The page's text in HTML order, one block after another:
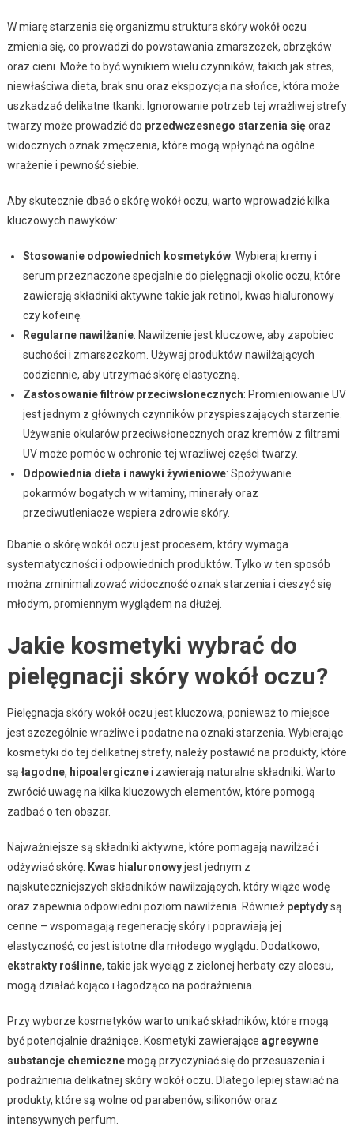
W miarę starzenia się organizmu struktura skóry wokół oczu
zmienia się, co prowadzi do powstawania zmarszczek, obrzęków
oraz cieni. Może to być wynikiem wielu czynników, takich jak stres,
niewłaściwa dieta, brak snu oraz ekspozycja na słońce, która może
uszkadzać delikatne tkanki. Ignorowanie potrzeb tej wrażliwej strefy
twarzy może prowadzić do przedwczesnego starzenia sięoraz
widocznych oznak zmęczenia, które mogą wpłynąć na ogólne
wrażenie i pewność siebie.
Aby skutecznie dbać o skórę wokół oczu, warto wprowadzić kilka
kluczowych nawyków:
Stosowanie odpowiednich kosmetyków: Wybieraj kremy i
serum przeznaczone specjalnie do pielęgnacji okolic oczu, które
zawierają składniki aktywne takie jak retinol, kwas hialuronowy
czy kofeinę.
Regularne nawilżanie: Nawilżenie jest kluczowe, aby zapobiec
suchości i zmarszczkom. Używaj produktów nawilżających
codziennie, aby utrzymać skórę elastyczną.
Zastosowanie filtrów przeciwsłonecznych: Promieniowanie UV
jest jednym z głównych czynników przyspieszających starzenie.
Używanie okularów przeciwsłonecznych oraz kremów z filtrami
UV może pomóc w ochronie tej wrażliwej części twarzy.
Odpowiednia dieta i nawyki żywieniowe: Spożywanie
pokarmów bogatych w witaminy, minerały oraz
przeciwutleniacze wspiera zdrowie skóry.
Dbanie o skórę wokół oczu jest procesem, który wymaga
systematyczności i odpowiednich produktów. Tylko w ten sposób
można zminimalizować widoczność oznak starzenia i cieszyć się
młodym, promiennym wyglądem na dłużej.
Jakie kosmetyki wybrać do
pielęgnacji skóry wokół oczu?
Pielęgnacja skóry wokół oczu jest kluczowa, ponieważ to miejsce
jest szczególnie wrażliwe i podatne na oznaki starzenia. Wybierając
kosmetyki do tej delikatnej strefy, należy postawić na produkty, które
są łagodne, hipoalergicznei zawierają naturalne składniki. Warto
zwrócić uwagę na kilka kluczowych elementów, które pomogą
zadbać o ten obszar.
Najważniejsze są składniki aktywne, które pomagają nawilżać i
odżywiać skórę. Kwas hialuronowyjest jednym z
najskuteczniejszych składników nawilżających, który wiąże wodę
oraz zapewnia odpowiedni poziom nawilżenia. Również peptydysą
cenne – wspomagają regenerację skóry i poprawiają jej
elastyczność, co jest istotne dla młodego wyglądu. Dodatkowo,
ekstrakty roślinne, takie jak wyciąg z zielonej herbaty czy aloesu,
mogą działać kojąco i łagodząco na podrażnienia.
Przy wyborze kosmetyków warto unikać składników, które mogą
być potencjalnie drażniące. Kosmetyki zawierające agresywne
substancje chemicznemogą przyczyniać się do przesuszenia i
podrażnienia delikatnej skóry wokół oczu. Dlatego lepiej stawiać na
produkty, które są wolne od parabenów, silikonów oraz
intensywnych perfum.